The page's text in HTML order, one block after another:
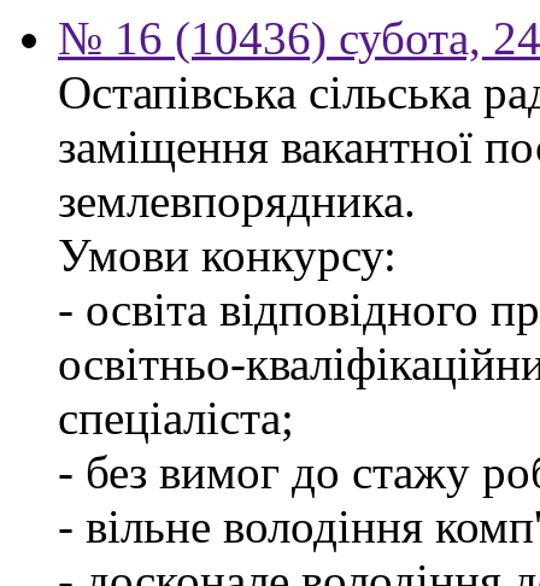
№ 16 (10436) субота,
Остапівська сільська
заміщення вакантної
землевпорядника.
Умови конкурсу:
- освіта відповідного
освітньо-
спеціаліста;
- без вимог до стажу
- вільне володіння